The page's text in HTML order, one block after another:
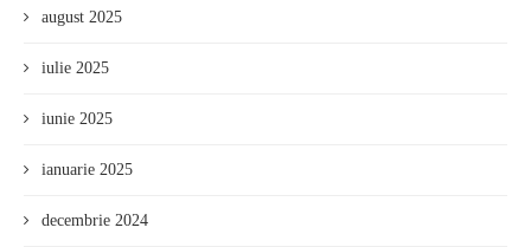
august 2025
iulie 2025
iunie 2025
ianuarie 2025
decembrie 2024